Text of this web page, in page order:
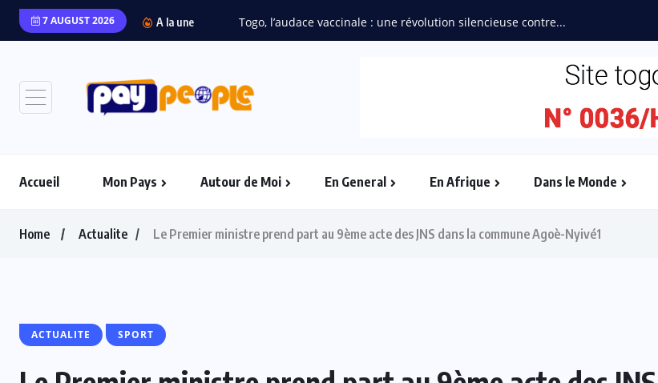
7 AUGUST 2026 A la une “L’Afrique
Accueil Mon Pays Autour de Moi En General En Afrique Dans le Monde
Home Actualite Le Premier ministre prend part au 9ème acte des JNS dans la commune Agoè-Nyivé1
ACTUALITE SPORT